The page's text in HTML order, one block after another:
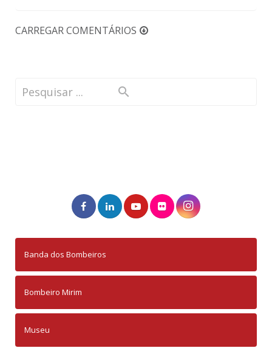
CARREGAR COMENTÁRIOS
Banda dos Bombeiros
Bombeiro Mirim
Museu